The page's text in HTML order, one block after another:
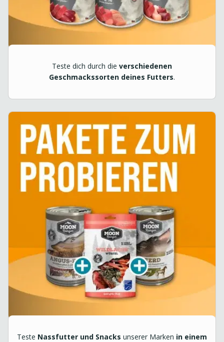
Teste dich durch die verschiedenen
Geschmackssorten deines Futters.
Teste Nassfutter und Snacks unserer Marken in einem